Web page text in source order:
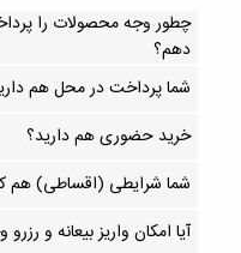
چطور وجه محصولات را
دهم؟
شما پرداخت در محل هم
خرید حضوری هم دارید؟
شما شرایطی (اقساطی) هم
آیا امکان واریز بیعانه و